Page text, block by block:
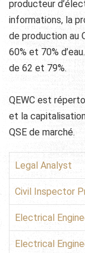
producteur
informations, la
de production au
60% et 70% d’eau.
de 62 et 79%.
QEWC est
et la
QSE de marché.
Legal Analyst
Civil Inspector
Electrical
Electrical